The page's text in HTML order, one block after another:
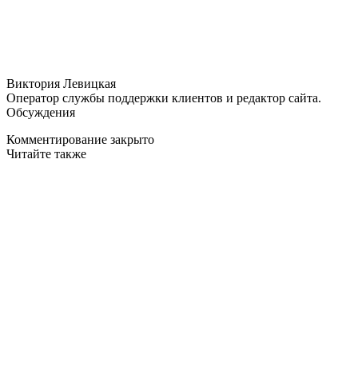
Виктория Левицкая
Оператор службы поддержки клиентов и редактор сайта.
Обсуждения
Комментирование закрыто
Читайте также